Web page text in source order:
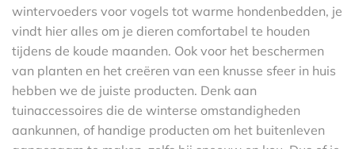
wintervoeders voor vogels tot warme hondenbedden, je
vindt hier alles om je dieren comfortabel te houden
tijdens de koude maanden. Ook voor het beschermen
van planten en het creëren van een knusse sfeer in huis
hebben we de juiste producten. Denk aan
tuinaccessoires die de winterse omstandigheden
aankunnen, of handige producten om het buitenleven